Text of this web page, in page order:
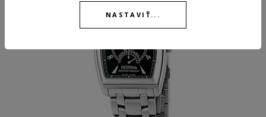
NASTAVIŤ...